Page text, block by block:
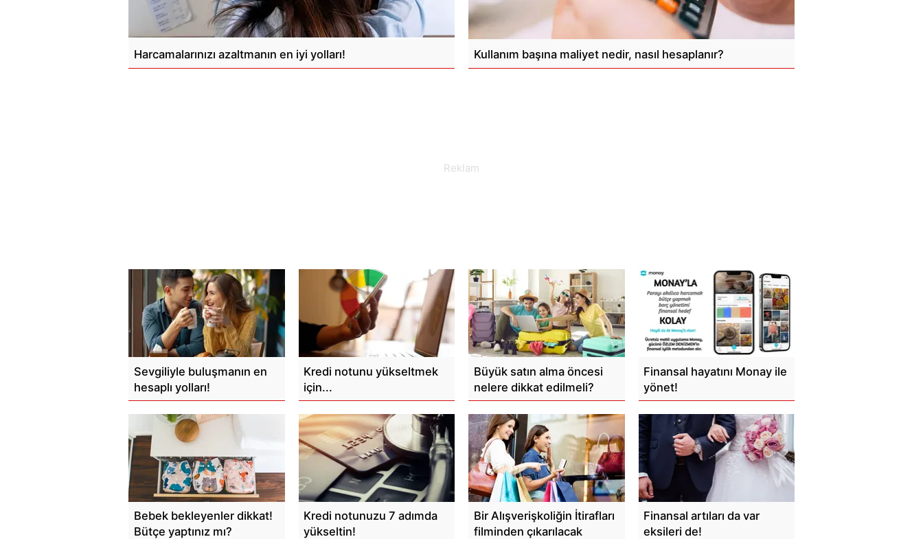
Harcamalarınızı azaltmanın en iyi yolları! Kullanım başına maliyet nedir, nasıl hesaplanır?
Sevgiliyle buluşmanın en
hesaplı yolları!
Kredi notunu yükseltmek
için...
Büyük satın alma öncesi
nelere dikkat edilmeli?
Finansal hayatını Monay ile
yönet!
Bebek bekleyenler dikkat!
Bütçe yaptınız mı?
Kredi notunuzu 7 adımda
yükseltin!
Bir Alışverişkoliğin İtirafları
filminden çıkarılacak
Finansal artıları da var
eksileri de!